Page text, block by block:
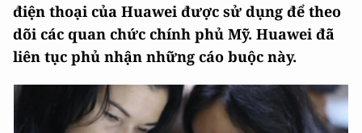
điện thoại của Huawei được sử dụng để theo
dõi các quan chức chính phủ Mỹ. Huawei đã
liên tục phủ nhận những cáo buộc này.